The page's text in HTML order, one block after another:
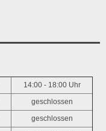
14:00 - 18:00 Uhr
geschlossen
geschlossen